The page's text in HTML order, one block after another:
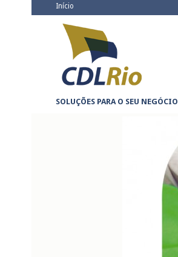
navigation
Início
Skip
SOLUÇÕES PARA O SEU NEGÓCIO